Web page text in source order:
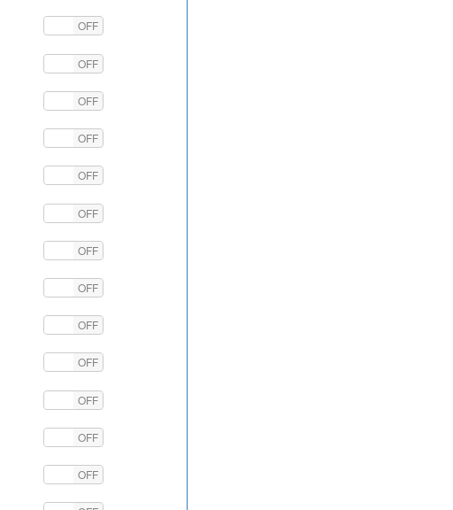
OFF
OFF
OFF
OFF
OFF
OFF
OFF
OFF
OFF
OFF
OFF
OFF
OFF